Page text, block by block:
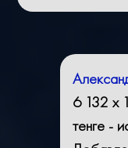
6 132 x
тенге -